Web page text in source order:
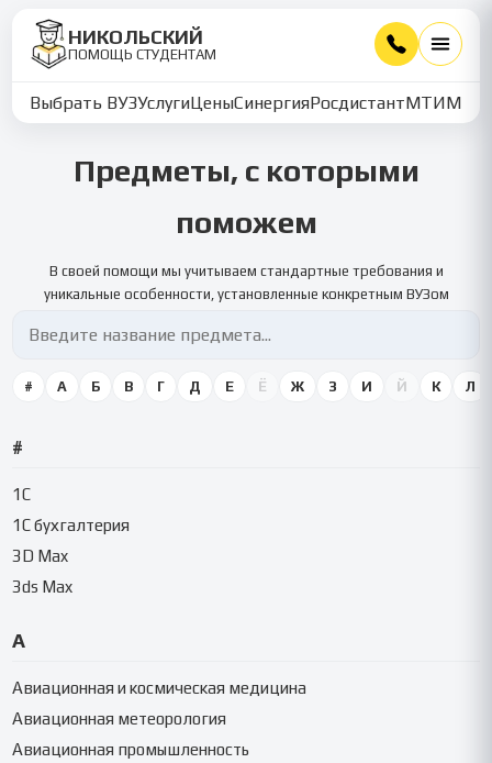
НИКОЛЬСКИЙ
ПОМОЩЬ СТУДЕНТАМ
Выбрать ВУЗУслугиЦеныСинергияРосдистантМТИММУ
Предметы, с которыми
поможем
В своей помощи мы учитываем стандартные требования и
уникальные особенности, установленные конкретным ВУЗом
# А Б В Г Д Е Ё Ж З И Й К Л
#
1C
1C бухгалтерия
3D Max
3ds Max
А
Авиационная и космическая медицина
Авиационная метеорология
Авиационная промышленность